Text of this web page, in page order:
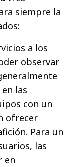
siempre la
a los
observar
las
con un
ofrecer
Para un
las
en